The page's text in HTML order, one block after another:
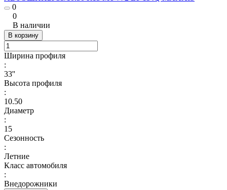
0
0
В наличии
В корзину
Ширина профиля
:
33''
Высота профиля
:
10.50
Диаметр
:
15
Сезонность
:
Летние
Класс автомобиля
:
Внедорожники